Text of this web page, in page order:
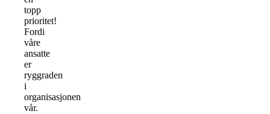
topp
prioritet!
Fordi
våre
ansatte
er
ryggraden
i
organisasjonen
vår.